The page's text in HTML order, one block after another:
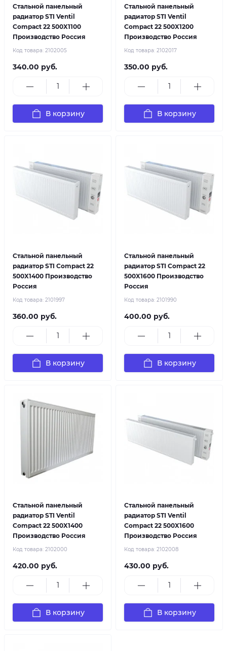
Стальной панельный
радиатор STI Ventil
Compact 22 500X1100
Производство Россия
Код товара: 2102005
340.00 руб.
В корзину
Стальной панельный
радиатор STI Ventil
Compact 22 500X1200
Производство Россия
Код товара: 2102017
350.00 руб.
В корзину
Стальной панельный
радиатор STI Compact 22
500X1400 Производство
Россия
Код товара: 2101997
360.00 руб.
В корзину
Стальной панельный
радиатор STI Compact 22
500X1600 Производство
Россия
Код товара: 2101990
400.00 руб.
В корзину
Стальной панельный
радиатор STI Ventil
Compact 22 500X1400
Производство Россия
Код товара: 2102000
420.00 руб.
В корзину
Стальной панельный
радиатор STI Ventil
Compact 22 500X1600
Производство Россия
Код товара: 2102008
430.00 руб.
В корзину